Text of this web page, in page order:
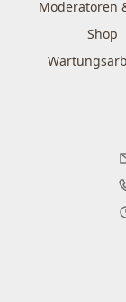
Moderatoren
Shop